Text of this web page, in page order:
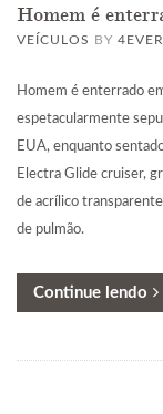
Homem é
VEÍCULOS BY
Homem é enterrado
espetacularmente
EUA, enquanto
Electra Glide cruiser,
de acrílico
de pulmão.
Continue lendo